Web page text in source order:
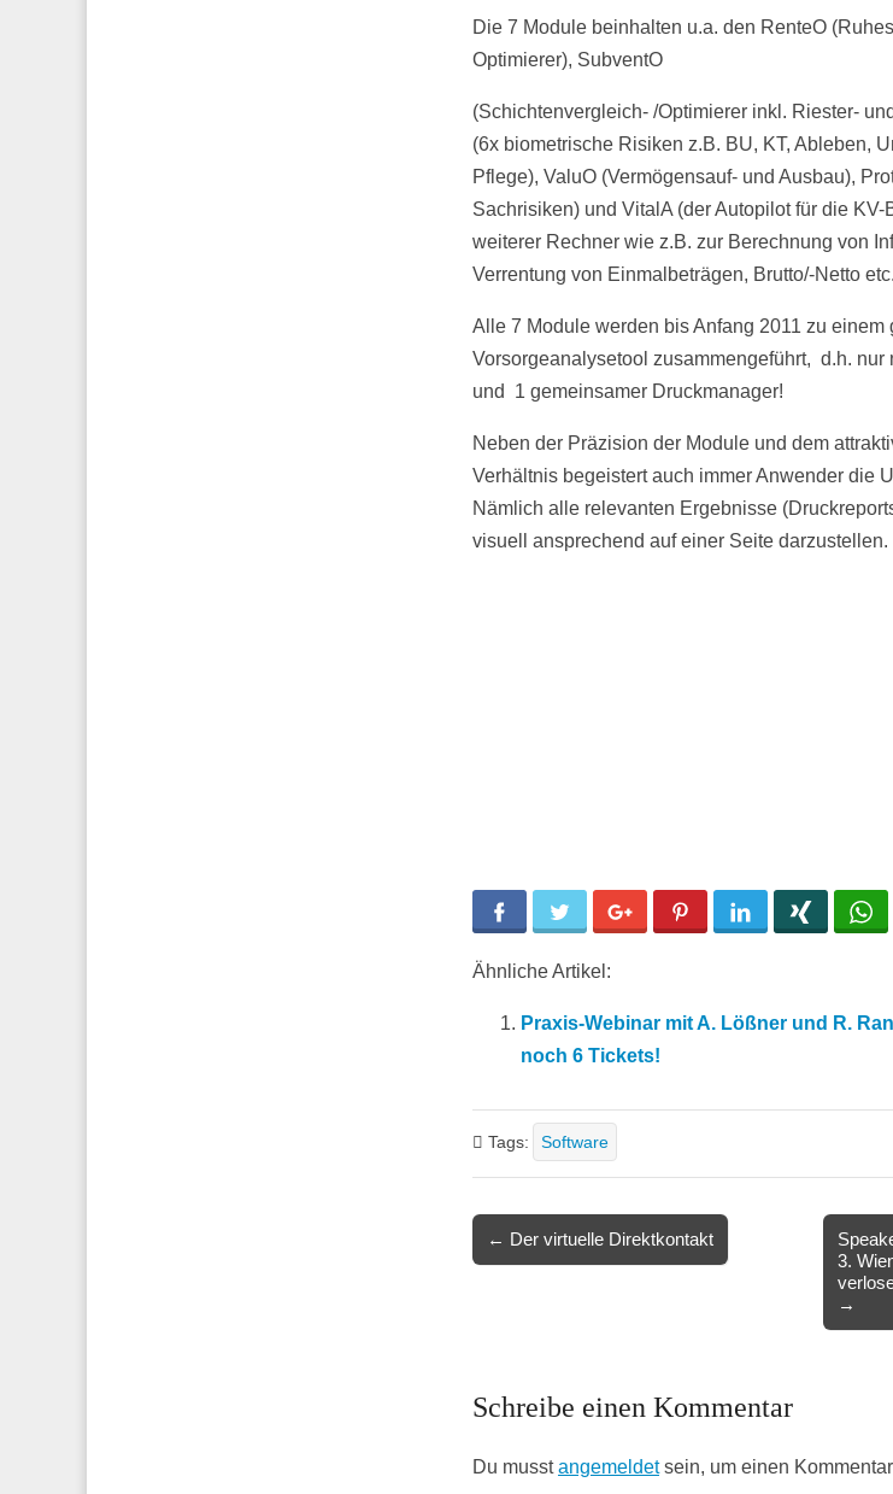
Die 7 Module beinhalten u.a. den RenteO
Optimierer), SubventO
(Schichtenvergleich- /Optimierer inkl. Riester-
(6x biometrische Risiken z.B. BU, KT, Ableben,
Pflege), ValuO (Vermögensauf- und Ausbau),
Sachrisiken) und VitalA (der Autopilot für die KV-
weiterer Rechner wie z.B. zur Berechnung von
Verrentung von Einmalbeträgen, Brutto/-Netto
Alle 7 Module werden bis Anfang 2011 zu
Vorsorgeanalysetool zusammengeführt, d.h. nur
und 1 gemeinsamer Druckmanager!
Neben der Präzision der Module und dem
Verhältnis begeistert auch immer Anwender die
Nämlich alle relevanten Ergebnisse
visuell ansprechend auf einer Seite darzustellen.
Facebook Twitter Google+ Pinterest LinkedIn
Ähnliche Artikel:
Praxis-Webinar mit A. Lößner und R.
noch 6 Tickets!
Tags: Software
navigation
← Der virtuelle Direktkontakt
3.
→
Schreibe einen Kommentar
Du musstangemeldetsein, um einen